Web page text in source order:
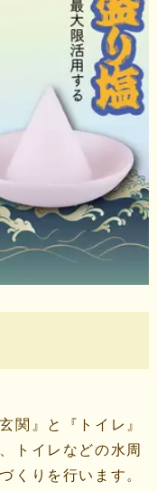
関』と『トイレ』
トイレなどの水周
くりを行います。